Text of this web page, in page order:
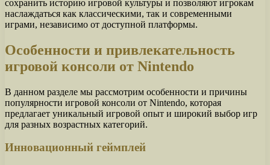
сохранить историю игровой культуры и позволяют игрокам
наслаждаться как классическими, так и современными
играми, независимо от доступной платформы.
Особенности и привлекательность
игровой консоли от Nintendo
В данном разделе мы рассмотрим особенности и причины
популярности игровой консоли от Nintendo, которая
предлагает уникальный игровой опыт и широкий выбор игр
для разных возрастных категорий.
Инновационный геймплей